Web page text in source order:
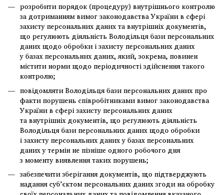
розробити порядок (процедуру) внутрішнього контролю
за дотриманням вимог законодавства України в сфері
захисту персональних даних та внутрішніх документів,
що регулюють діяльність Володільця бази персональних
даних щодо обробки і захисту персональних даних
у базах персональних даних, який, зокрема, повинен
містити норми щодо періодичності здійснення такого
контролю;
повідомляти Володільця бази персональних даних про
факти порушень співробітниками вимог законодавства
України в сфері захисту персональних даних
та внутрішніх документів, що регулюють діяльність
Володільця бази персональних даних щодо обробки
і захисту персональних даних у базах персональних
даних у термін не пізніше одного робочого дня
з моменту виявлення таких порушень;
забезпечити зберігання документів, що підтверджують
надання суб’єктом персональних даних згоди на обробку